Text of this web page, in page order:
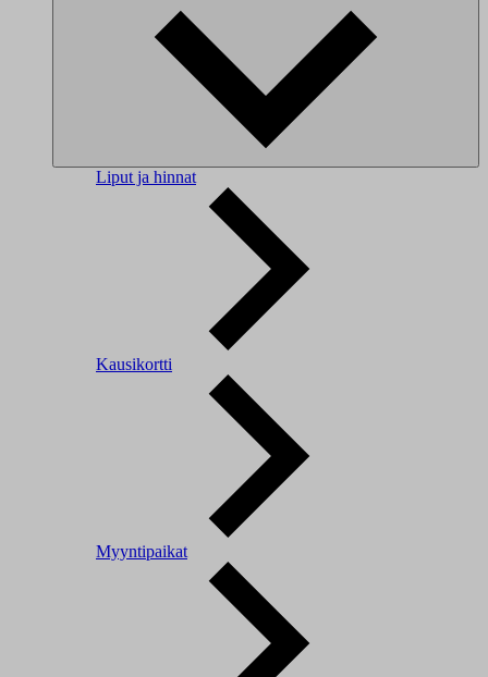
Liput ja hinnat
Kausikortti
Myyntipaikat